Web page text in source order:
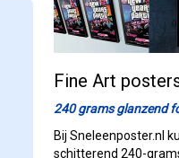
Fine Art
240 grams glanzend
Bij Sneleenposter.nl
schitterend 240-